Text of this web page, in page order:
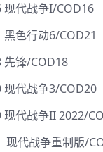
现代战争I/COD16
色行动6/COD21
先锋/COD18
现代战争3/COD20
现代战争II 2022/
现代战争重制版/